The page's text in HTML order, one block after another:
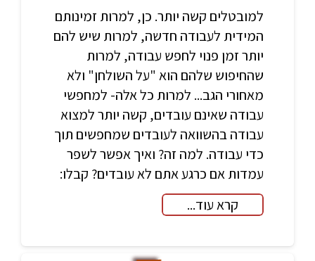
למובטלים קשה יותר. כן, למרות זמינותם
המידית לעבודה חדשה, למרות שיש להם
יותר זמן פנוי לחפש עבודה, למרות
שהחיפוש שלהם הוא "על השולחן" ולא
מאחורי הגב... למרות כל אלה- למחפשי
עבודה שאינם עובדים, קשה יותר למצוא
עבודה בהשוואה לעובדים שמחפשים תוך
כדי עבודה. למה זה? ואיך אפשר לשפר
עמדות אם כרגע אתם לא עובדים? קבלו:
קרא עוד...